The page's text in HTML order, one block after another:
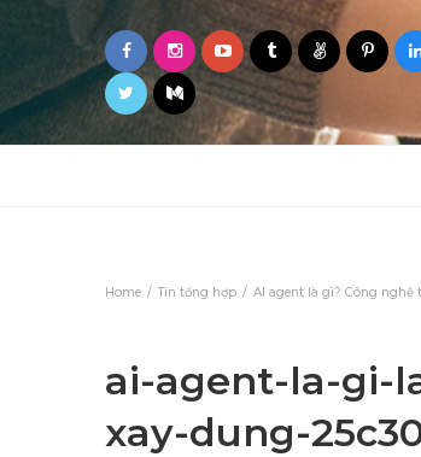
Home Tin tổng hợp AI agent là gì? Công
ai-agent-la-gi-
xay-dung-